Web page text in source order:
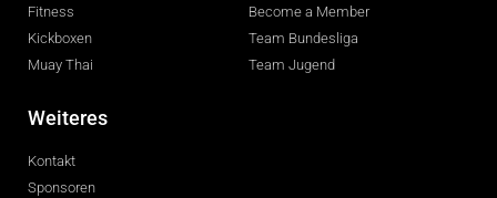
Fitness
Kickboxen
Muay Thai
Become a Member
Team Bundesliga
Team Jugend
Weiteres
Kontakt
Sponsoren